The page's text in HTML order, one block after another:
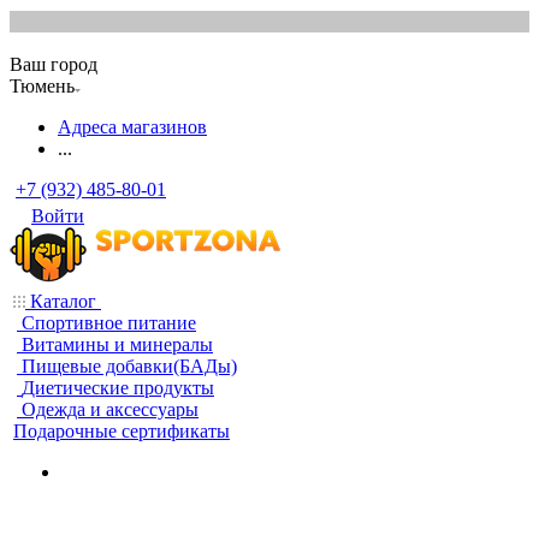
Ваш город
Тюмень
Адреса магазинов
...
+7 (932) 485-80-01
Войти
Каталог
Спортивное питание
Витамины и минералы
Пищевые добавки(БАДы)
Диетические продукты
Одежда и аксессуары
Подарочные сертификаты